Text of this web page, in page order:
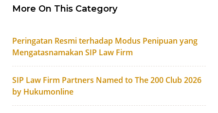
More On This Category
Peringatan Resmi terhadap Modus Penipuan yang
Mengatasnamakan SIP Law Firm
SIP Law Firm Partners Named to The 200 Club 2026
by Hukumonline